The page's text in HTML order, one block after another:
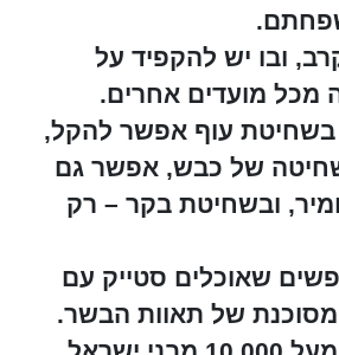
ובו יש להקפיד על
מכל מועדים אחרים.
בשחיטת עוף אפשר להקל,
של כבש, אפשר גם
ובשחיטת בקר – רק
שאוכלים סטייק עם
מסוכנת של תאוות הבשר.